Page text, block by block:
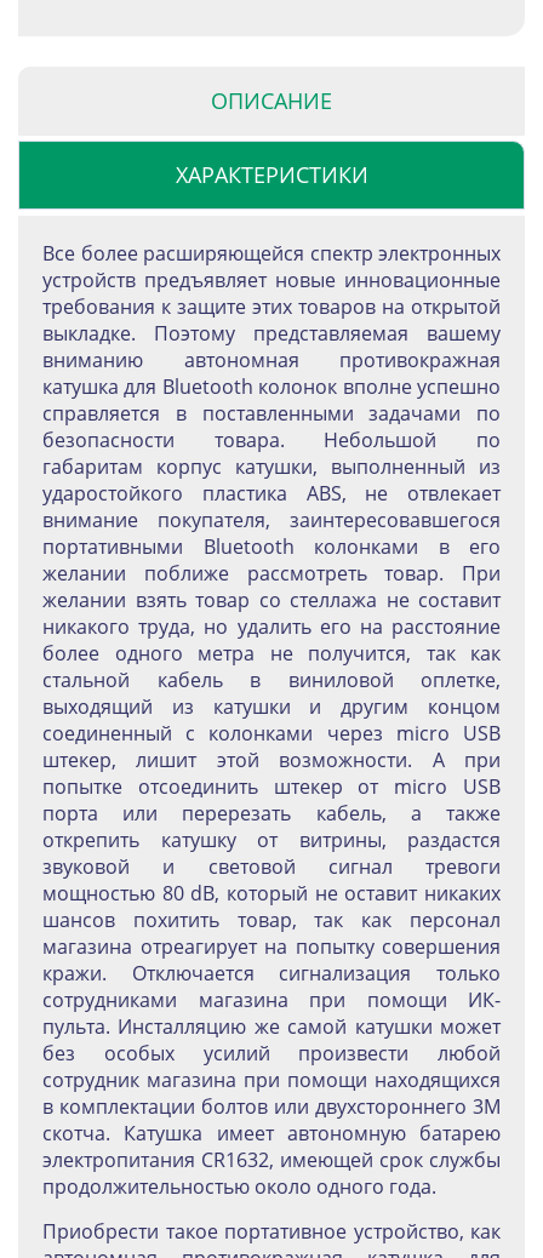
ОПИСАНИЕ
ХАРАКТЕРИСТИКИ
Все более расширяющейся спектр электронных
устройств предъявляет новые инновационные
требования к защите этих товаров на открытой
выкладке. Поэтому представляемая вашему
вниманию автономная противокражная
катушка для Bluetooth колонок вполне успешно
справляется в поставленными задачами по
безопасности товара. Небольшой по
габаритам корпус катушки, выполненный из
ударостойкого пластика ABS, не отвлекает
внимание покупателя, заинтересовавшегося
портативными Bluetooth колонками в его
желании поближе рассмотреть товар. При
желании взять товар со стеллажа не составит
никакого труда, но удалить его на расстояние
более одного метра не получится, так как
стальной кабель в виниловой оплетке,
выходящий из катушки и другим концом
соединенный с колонками через micro USB
штекер, лишит этой возможности. А при
попытке отсоединить штекер от micro USB
порта или перерезать кабель, а также
открепить катушку от витрины, раздастся
звуковой и световой сигнал тревоги
мощностью 80 dB, который не оставит никаких
шансов похитить товар, так как персонал
магазина отреагирует на попытку совершения
кражи. Отключается сигнализация только
сотрудниками магазина при помощи ИК-
пульта. Инсталляцию же самой катушки может
без особых усилий произвести любой
сотрудник магазина при помощи находящихся
в комплектации болтов или двухстороннего 3М
скотча. Катушка имеет автономную батарею
электропитания CR1632, имеющей срок службы
продолжительностью около одного года.
Приобрести такое портативное устройство, как